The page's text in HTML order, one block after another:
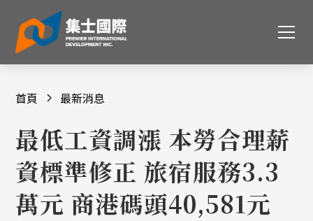
首頁 最新消息
最低工資調漲 本勞合理薪
資標準修正 旅宿服務3.3
萬元 商港碼頭40,581元